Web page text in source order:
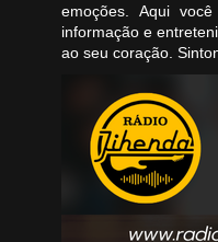
emoções. Aqui
informação e
ao seu coração.